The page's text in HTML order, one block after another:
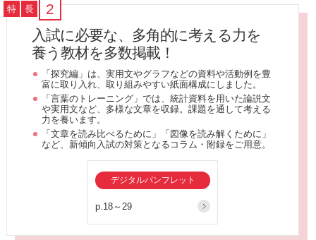
特 長
2
入試に必要な、多角的に考える力を
養う教材を多数掲載！
「探究編」は、実用文やグラフなどの資料や活動例を豊
富に取り入れ、取り組みやすい紙面構成にしました。
「言葉のトレーニング」では、統計資料を用いた論説文
や実用文など、多様な文章を収録。課題を通して考える
力を養います。
「文章を読み比べるために」「図像を読み解くために」
など、新傾向入試の対策となるコラム・附録をご用意。
デジタルパンフレット
p.18～29